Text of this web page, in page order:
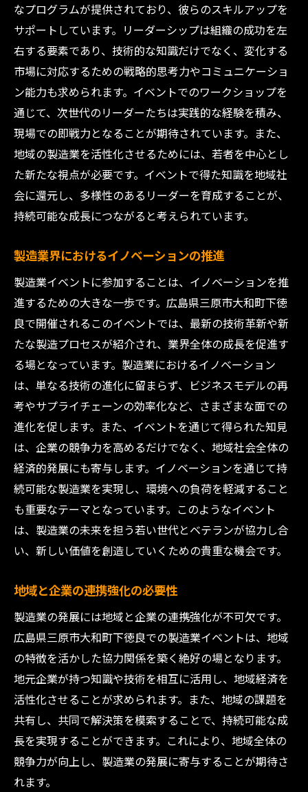
なプログラムが提供されており、彼らのスキルアップを
サポートしています。リーダーシップは組織の成功を左
右する要素であり、技術的な知識だけでなく、変化する
市場に対応するための戦略的思考力やコミュニケーショ
ン能力も求められます。イベントでのワークショップを
通じて、次世代のリーダーたちは実践的な経験を積み、
現場での即戦力となることが期待されています。また、
地域の製造業を活性化させるためには、若者を中心とし
た新たな視点が必要です。イベントで得た知識を地域社
会に還元し、多様性のあるリーダーを育成することが、
持続可能な成長につながると考えられています。
製造業界におけるイノベーションの推進
製造業イベントに参加することは、イノベーションを推
進するための大きな一歩です。広島県三原市大和町下徳
良で開催されるこのイベントでは、最新の技術革新や新
たな製造プロセスが紹介され、業界全体の成長を促進す
る場となっています。製造業におけるイノベーション
は、単なる技術の進化に留まらず、ビジネスモデルの再
考やサプライチェーンの効率化など、さまざまな面での
進化を促します。また、イベントを通じて得られた知見
は、企業の競争力を高めるだけでなく、地域社会全体の
経済的発展にも寄与します。イノベーションを通じて持
続可能な製造業を実現し、環境への負荷を軽減すること
も重要なテーマとなっています。このようなイベント
は、製造業の未来を担う若い世代とベテランが協力し合
い、新しい価値を創造していくための貴重な機会です。
地域と企業の連携強化の必要性
製造業の発展には地域と企業の連携強化が不可欠です。
広島県三原市大和町下徳良での製造業イベントは、地域
の特徴を活かした協力関係を築く絶好の場となります。
地元企業が持つ知識や技術を相互に活用し、地域経済を
活性化させることが求められます。また、地域の課題を
共有し、共同で解決策を模索することで、持続可能な成
長を実現することができます。これにより、地域全体の
競争力が向上し、製造業の発展に寄与することが期待さ
れます。